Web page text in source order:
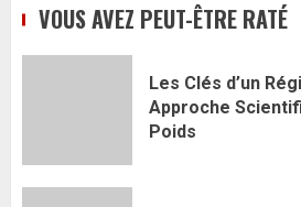
VOUS AVEZ PEUT-ÊTRE RATÉ
Les Clés d’un
Approche
Poids